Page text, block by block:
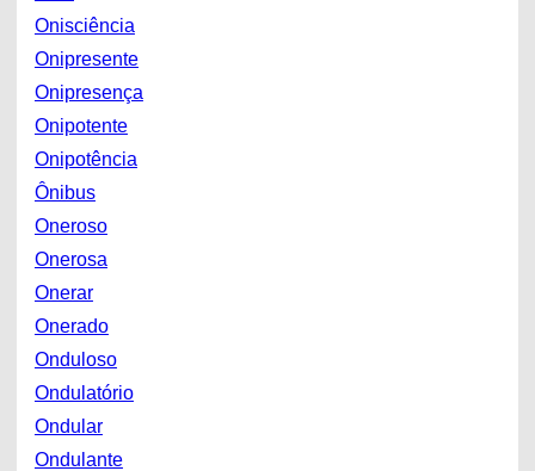
Onisciência
Onipresente
Onipresença
Onipotente
Onipotência
Ônibus
Oneroso
Onerosa
Onerar
Onerado
Onduloso
Ondulatório
Ondular
Ondulante